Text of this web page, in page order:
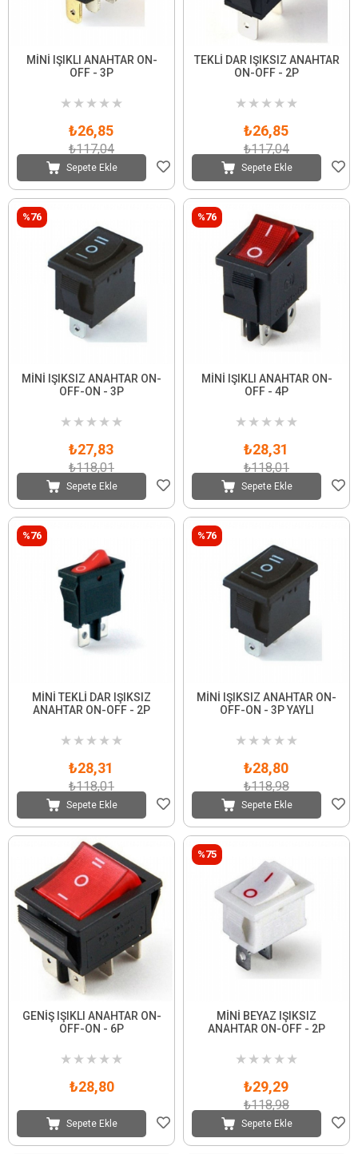
MİNİ IŞIKLI ANAHTAR ON-
OFF - 3P
★ ★ ★ ★ ★
₺26,85
₺117,04
Sepete Ekle
TEKLİ DAR IŞIKSIZ ANAHTAR
ON-OFF - 2P
★ ★ ★ ★ ★
₺26,85
₺117,04
Sepete Ekle
MİNİ IŞIKSIZ ANAHTAR ON-
OFF-ON - 3P
★ ★ ★ ★ ★
₺27,83
₺118,01
Sepete Ekle
%76
MİNİ IŞIKLI ANAHTAR ON-
OFF - 4P
★ ★ ★ ★ ★
₺28,31
₺118,01
Sepete Ekle
%76
MİNİ TEKLİ DAR IŞIKSIZ
ANAHTAR ON-OFF - 2P
★ ★ ★ ★ ★
₺28,31
₺118,01
Sepete Ekle
%76
MİNİ IŞIKSIZ ANAHTAR ON-
OFF-ON - 3P YAYLI
★ ★ ★ ★ ★
₺28,80
₺118,98
Sepete Ekle
%76
GENİŞ IŞIKLI ANAHTAR ON-
OFF-ON - 6P
★ ★ ★ ★ ★
₺28,80
Sepete Ekle
MİNİ BEYAZ IŞIKSIZ
ANAHTAR ON-OFF - 2P
★ ★ ★ ★ ★
₺29,29
₺118,98
Sepete Ekle
%75